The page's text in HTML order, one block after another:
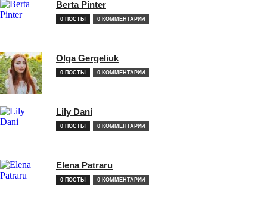
Berta Pinter
0 ПОСТЫ 0 КОММЕНТАРИИ
Olga Gergeliuk
0 ПОСТЫ 0 КОММЕНТАРИИ
Lily Dani
0 ПОСТЫ 0 КОММЕНТАРИИ
Elena Patraru
0 ПОСТЫ 0 КОММЕНТАРИИ